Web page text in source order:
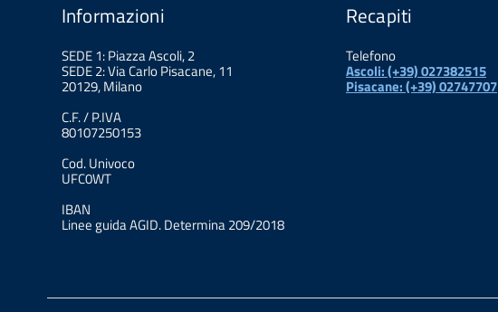
Informazioni
SEDE 1: Piazza Ascoli, 2
SEDE 2: Via Carlo Pisacane, 11
20129, Milano
C.F. / P.IVA
80107250153
Cod. Univoco
UFC0WT
IBAN
Linee guida AGID. Determina 209/2018
Recapiti
Telefono
Ascoli: (+39) 027382515
Pisacane: (+39) 02747707